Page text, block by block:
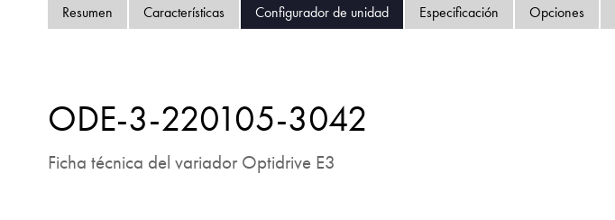
Resumen Características Configurador de unidad Especificación Opciones
ODE-3-220105-3042
Ficha técnica del variador Optidrive E3